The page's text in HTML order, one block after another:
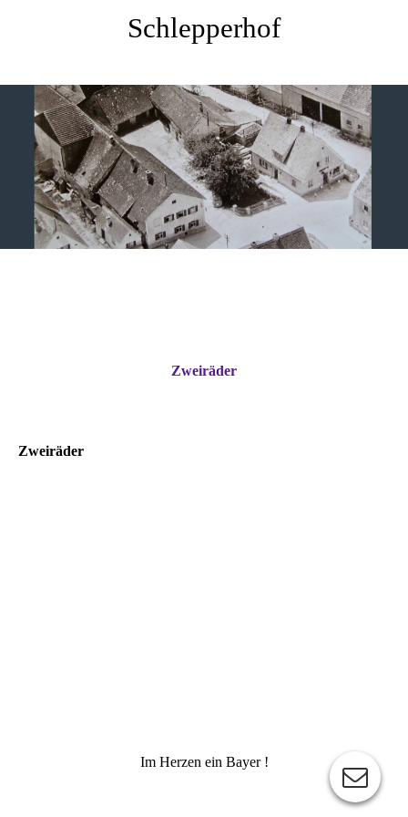
Schlepperhof
Zweiräder
Zweiräder
Im Herzen ein Bayer !